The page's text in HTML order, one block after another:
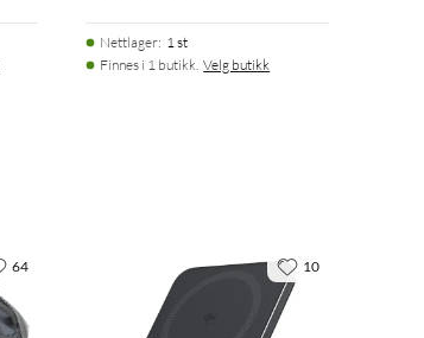
Nettlager: 1 st
Finnes i 1 butikk. Velg butikk
64 10